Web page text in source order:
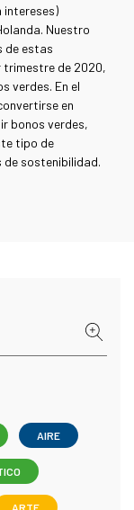
intereses)
Nuestro
de estas
trimestre de 2020,
verdes. En el
en
bonos verdes,
tipo de
de sostenibilidad.
AIRE